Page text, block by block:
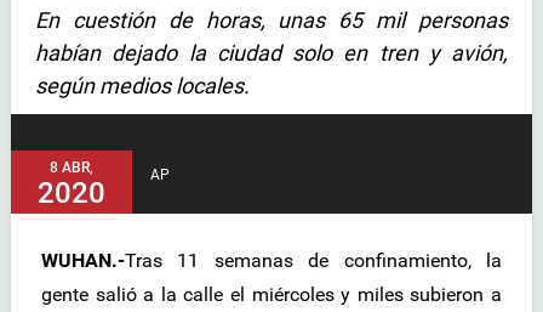
En cuestión de horas, unas 65 mil personas
habían dejado la ciudad solo en tren y avión,
según medios locales.
8 ABR,
2020
AP
WUHAN.-Tras 11 semanas de confinamiento, la
gente salió a la calle el miércoles y miles subieron a